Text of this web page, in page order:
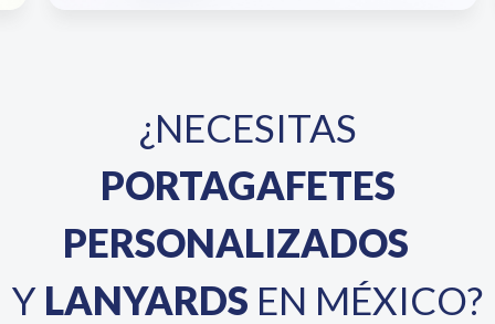
¿NECESITAS
PORTAGAFETES
PERSONALIZADOS
Y LANYARDS EN MÉXICO?